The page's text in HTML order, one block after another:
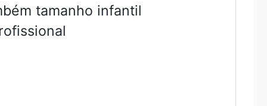
tamanho infantil